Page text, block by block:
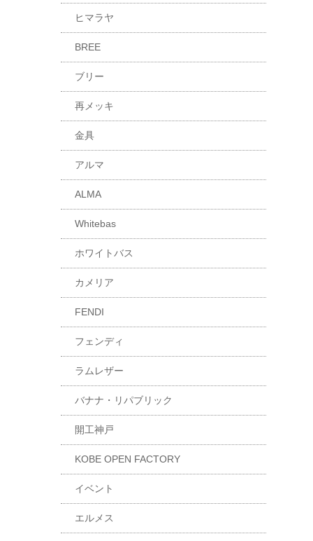
ヒマラヤ
BREE
ブリー
再メッキ
金具
アルマ
ALMA
Whitebas
ホワイトバス
カメリア
FENDI
フェンディ
ラムレザー
バナナ・リパブリック
開工神戸
KOBE OPEN FACTORY
イベント
エルメス